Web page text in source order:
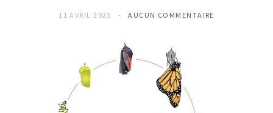
11 AVRIL 2025 AUCUN COMMENTAIRE